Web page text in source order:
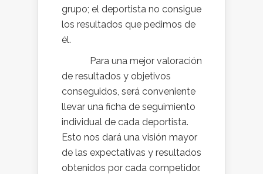
grupo; el deportista no consigue
los resultados que pedimos de
él.
Para una mejor valoración
de resultados y objetivos
conseguidos, será conveniente
llevar una ficha de seguimiento
individual de cada deportista.
Esto nos dará una visión mayor
de las expectativas y resultados
obtenidos por cada competidor.